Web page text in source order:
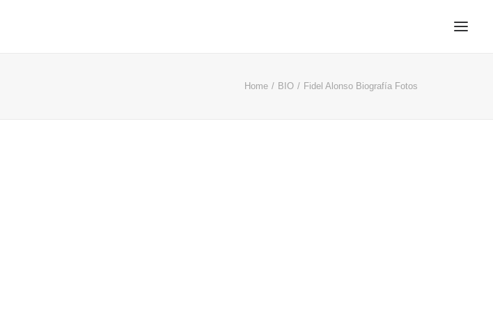
Home BIO Fidel Alonso Biografía Fotos